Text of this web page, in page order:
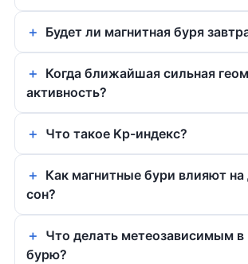
Будет ли магнитная буря
Когда ближайшая сильная
активность?
Что такое Kp-индекс?
Как магнитные бури влияют на
сон?
Что делать метеозависимым в
бурю?